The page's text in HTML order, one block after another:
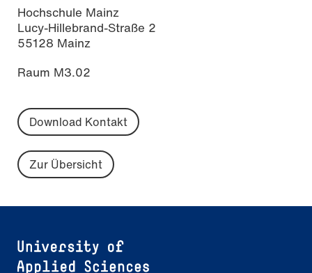
Hochschule Mainz
Lucy-Hillebrand-Straße 2
55128 Mainz
Raum M3.02
Download Kontakt
Zur Übersicht